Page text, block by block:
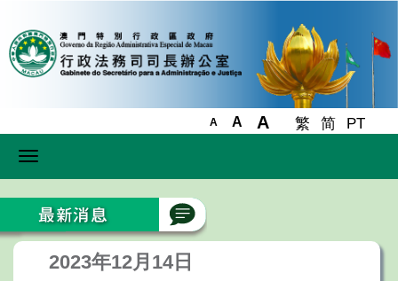
A A A 繁 简 PT
Toggle
2023年12月14日